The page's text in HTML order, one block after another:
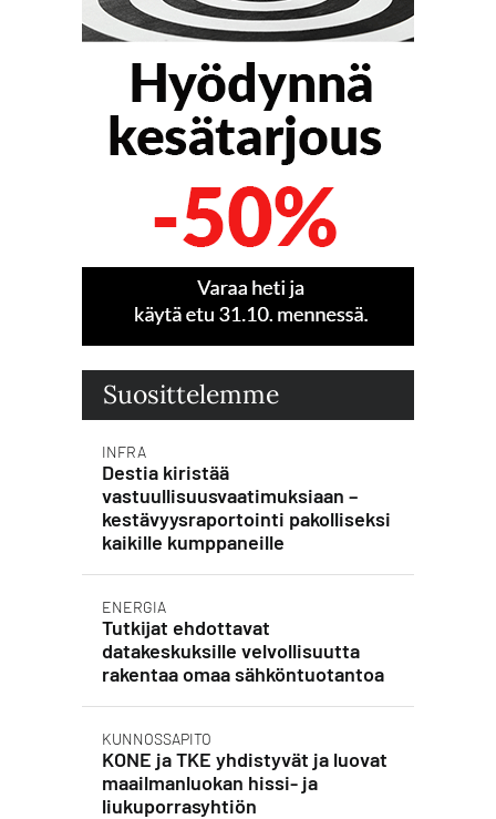
Suosittelemme
INFRA
Destia kiristää
vastuullisuusvaatimuksiaan –
kestävyysraportointi pakolliseksi
kaikille kumppaneille
ENERGIA
Tutkijat ehdottavat
datakeskuksille velvollisuutta
rakentaa omaa sähköntuotantoa
KUNNOSSAPITO
KONE ja TKE yhdistyvät ja luovat
maailmanluokan hissi- ja
liukuporrasyhtiön